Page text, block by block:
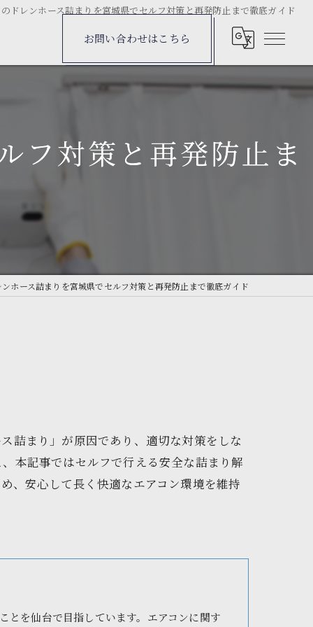
ドレンホース詰まりを宮城県でセルフ対策と再発防止まで徹底ガイド
お問い合わせはこちら
フ対策と再発防止ま
ホース詰まりを宮城県でセルフ対策と再発防止まで徹底ガイド
詰まり」が原因であり、適切な対策をしな
本記事ではセルフで行える安全な詰まり解
、安心して長く快適なエアコン環境を維持
とを仙台で目指しています。エアコンに関す